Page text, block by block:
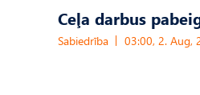
Ceļa darbus
Sabiedrība 03:00, 2. Aug,